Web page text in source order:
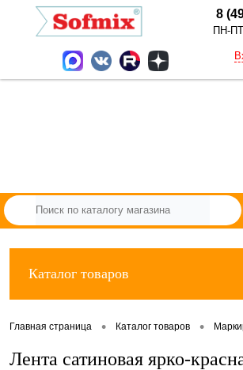
8
ПН-
Каталог товаров
Главная страница • Каталог товаров •
Лента сатиновая ярко-